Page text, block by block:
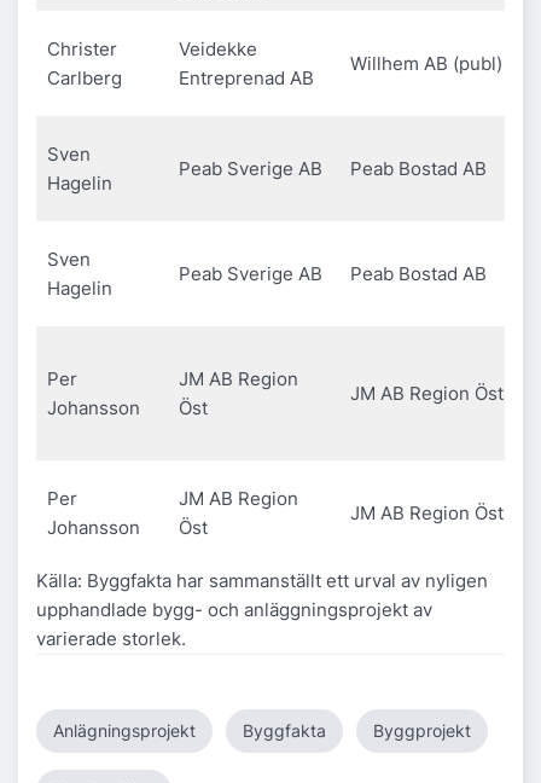
Christer
Carlberg
Veidekke
Entreprenad AB
Willhem AB (publ)
Sven
Hagelin
Peab Sverige AB Peab Bostad AB
Sven
Hagelin
Peab Sverige AB Peab Bostad AB
Per
Johansson
JM AB Region
Öst
JM AB Region Öst
Per
Johansson
JM AB Region
Öst
JM AB Region Öst
Källa: Byggfakta har sammanställt ett urval av nyligen
upphandlade bygg- och anläggningsprojekt av
varierade storlek.
Anlägningsprojekt Byggfakta Byggprojekt